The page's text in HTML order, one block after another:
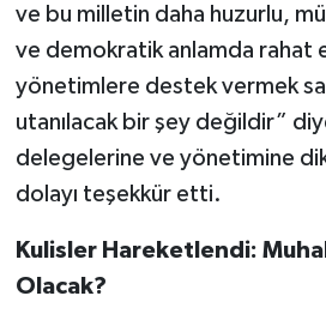
ve bu milletin daha huzurlu,
ve demokratik anlamda rahat
yönetimlere destek vermek
utanılacak bir şey değildir”
delegelerine ve yönetimine
dolayı teşekkür etti.
Kulisler Hareketlendi:
Olacak?